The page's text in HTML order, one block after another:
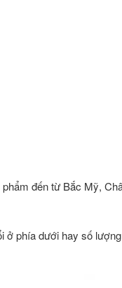
đến từ Bắc Mỹ,
ở phía dưới hay số